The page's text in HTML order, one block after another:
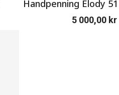
Handpenning Elody
5 000,00 kr